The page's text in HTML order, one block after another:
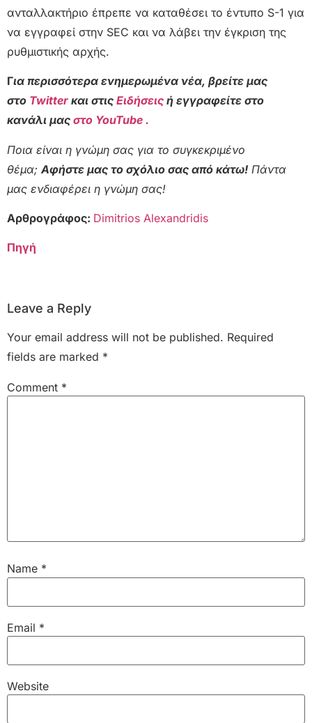
ανταλλακτήριο έπρεπε να καταθέσει το έντυπο S-1 για
να εγγραφεί στην SEC και να λάβει την έγκριση της
ρυθμιστικής αρχής.
Για περισσότερα ενημερωμένα νέα, βρείτε μας
στο Twitter και στις Ειδήσεις ή εγγραφείτε στο
κανάλι μας στο YouTube .
Ποια είναι η γνώμη σας για το συγκεκριμένο
θέμα; Αφήστε μας το σχόλιο σας από κάτω! Πάντα
μας ενδιαφέρει η γνώμη σας!
Αρθρογράφος: Dimitrios Alexandridis
Πηγή
Leave a Reply
Your email address will not be published. Required
fields are marked *
Comment *
Name *
Email *
Website